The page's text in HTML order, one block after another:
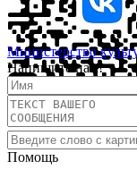
Министерство
Напишите нам!
Помощь